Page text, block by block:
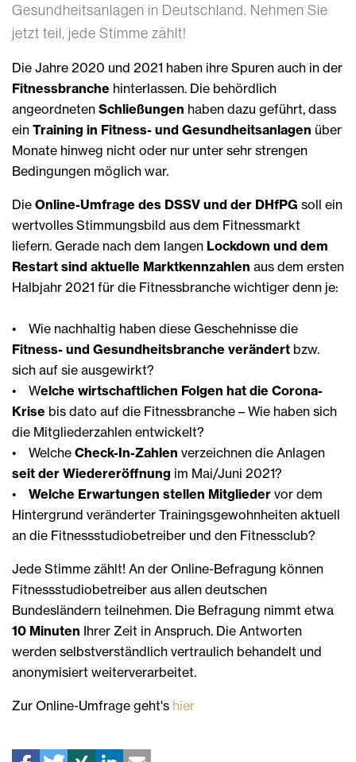
Gesundheitsanlagen in Deutschland. Nehmen Sie
jetzt teil, jede Stimme zählt!
Die Jahre 2020 und 2021 haben ihre Spuren auch in der
Fitnessbranche hinterlassen. Die behördlich
angeordneten Schließungen haben dazu geführt, dass
ein Training in Fitness- und Gesundheitsanlagen über
Monate hinweg nicht oder nur unter sehr strengen
Bedingungen möglich war.
Die Online-Umfrage des DSSV und der DHfPG soll ein
wertvolles Stimmungsbild aus dem Fitnessmarkt
liefern. Gerade nach dem langen Lockdown und dem
Restart sind aktuelle Marktkennzahlen aus dem ersten
Halbjahr 2021 für die Fitnessbranche wichtiger denn je:
• Wie nachhaltig haben diese Geschehnisse die
Fitness- und Gesundheitsbranche verändert bzw.
sich auf sie ausgewirkt?
• Welche wirtschaftlichen Folgen hat die Corona-
Krise bis dato auf die Fitnessbranche – Wie haben sich
die Mitgliederzahlen entwickelt?
• Welche Check-In-Zahlen verzeichnen die Anlagen
seit der Wiedereröffnung im Mai/Juni 2021?
•
Welche Erwartungen stellen Mitglieder vor dem
Hintergrund veränderter Trainingsgewohnheiten aktuell
an die Fitnessstudiobetreiber und den Fitnessclub?
Jede Stimme zählt! An der Online-Befragung können
Fitnessstudiobetreiber aus allen deutschen
Bundesländern teilnehmen. Die Befragung nimmt etwa
10 Minuten Ihrer Zeit in Anspruch. Die Antworten
werden selbstverständlich vertraulich behandelt und
anonymisiert weiterverarbeitet.
Zur Online-Umfrage geht's hier